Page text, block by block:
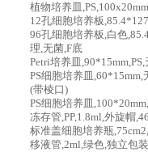
植物培养皿
12孔细胞培养板
96孔细胞培养板,白色
理,无菌,F底
Petri培养皿
PS细胞培养皿
(带棱口)
PS细胞培养皿
冻存管,PP,1.8ml,外旋帽
标准盖细胞培养瓶
移液管,2ml,绿色,独立包